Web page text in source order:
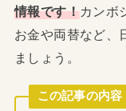
情報です！カンボ
お金や両替など、
ましょう。
この記事の内容